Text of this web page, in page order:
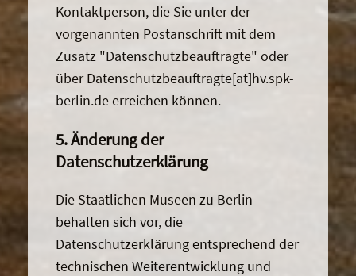
Kontaktperson, die Sie unter der
vorgenannten Postanschrift mit dem
Zusatz "Datenschutzbeauftragte" oder
über Datenschutzbeauftragte[at]hv.spk-
berlin.de erreichen können.
5. Änderung der
Datenschutzerklärung
Die Staatlichen Museen zu Berlin
behalten sich vor, die
Datenschutzerklärung entsprechend der
technischen Weiterentwicklung und